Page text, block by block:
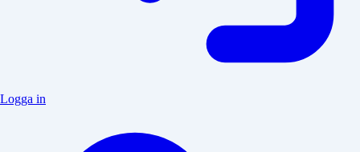
Logga in